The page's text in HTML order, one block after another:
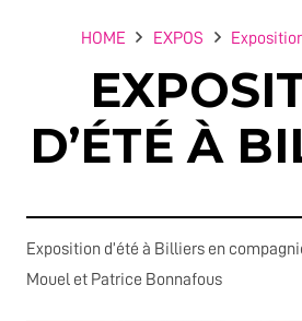
HOME EXPOS
D’ÉTÉ À
Exposition d’été à Billiers en
Mouel et Patrice Bonnafous